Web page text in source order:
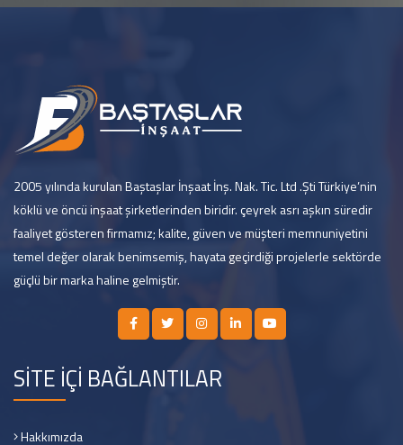
2005 yılında kurulan Baştaşlar İnşaat İnş. Nak. Tic. Ltd .Şti Türkiye’nin
köklü ve öncü inşaat şirketlerinden biridir. çeyrek asrı aşkın süredir
faaliyet gösteren firmamız; kalite, güven ve müşteri memnuniyetini
temel değer olarak benimsemiş, hayata geçirdiği projelerle sektörde
güçlü bir marka haline gelmiştir.
SİTE İÇİ BAĞLANTILAR
Hakkımızda